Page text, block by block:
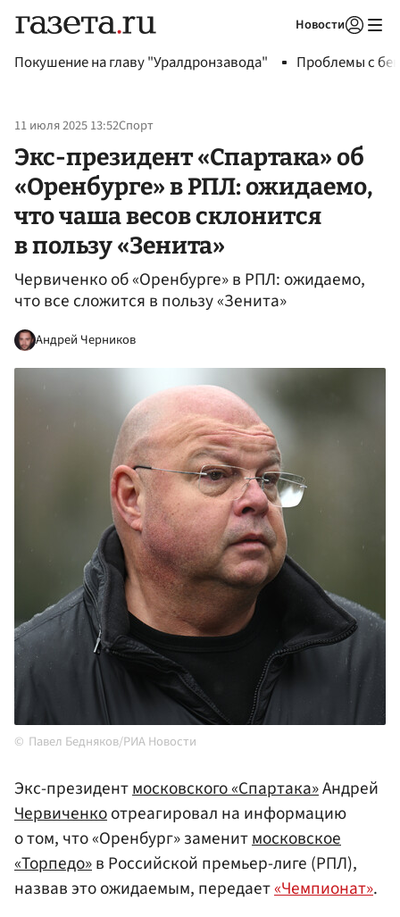
Новости
Покушение на главу "Уралдронзавода" Проблемы с
11 июля 2025 13:52Спорт
Экс-президент «Спартака» об
«Оренбурге» в РПЛ: ожидаемо,
что чаша весов склонится
в пользу «Зенита»
Червиченко об «Оренбурге» в РПЛ: ожидаемо,
что все сложится в пользу «Зенита»
Андрей Черников
Павел Бедняков/РИА Новости
Экс-президентмосковского «Спартака»Андрей
Червиченкоотреагировал на информацию
о том, что «Оренбург» заменитмосковское
«Торпедо»в Российской премьер-лиге (РПЛ),
назвав это ожидаемым, передает«Чемпионат».